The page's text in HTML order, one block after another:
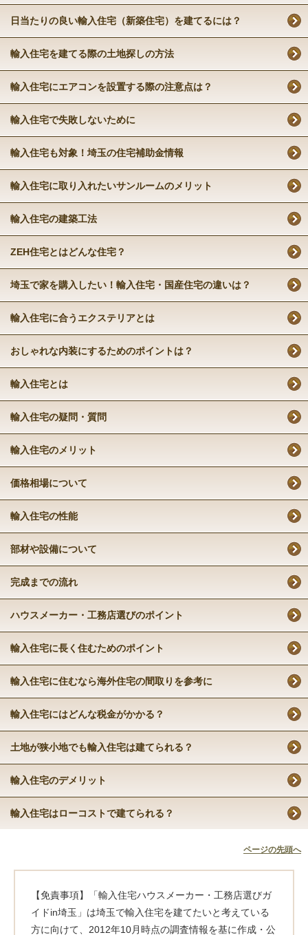
日当たりの良い輸入住宅（新築住宅）を建てるには？
輸入住宅を建てる際の土地探しの方法
輸入住宅にエアコンを設置する際の注意点は？
輸入住宅で失敗しないために
輸入住宅も対象！埼玉の住宅補助金情報
輸入住宅に取り入れたいサンルームのメリット
輸入住宅の建築工法
ZEH住宅とはどんな住宅？
埼玉で家を購入したい！輸入住宅・国産住宅の違いは？
輸入住宅に合うエクステリアとは
おしゃれな内装にするためのポイントは？
輸入住宅とは
輸入住宅の疑問・質問
輸入住宅のメリット
価格相場について
輸入住宅の性能
部材や設備について
完成までの流れ
ハウスメーカー・工務店選びのポイント
輸入住宅に長く住むためのポイント
輸入住宅に住むなら海外住宅の間取りを参考に
輸入住宅にはどんな税金がかかる？
土地が狭小地でも輸入住宅は建てられる？
輸入住宅のデメリット
輸入住宅はローコストで建てられる？
ページの先頭へ
【免責事項】「輸入住宅ハウスメーカー・工務店選びガ
イドin埼玉」は埼玉で輸入住宅を建てたいと考えている
方に向けて、2012年10月時点の調査情報を基に作成・公